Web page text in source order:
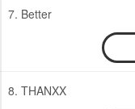
7. Better
8. THANXX